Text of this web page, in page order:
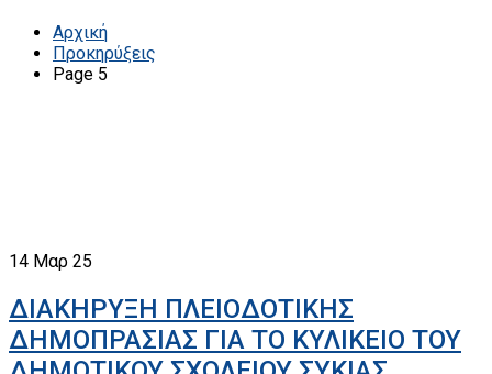
Αρχική
Προκηρύξεις
Page 5
14 Μαρ 25
ΔΙΑΚΗΡΥΞΗ ΠΛΕΙΟΔΟΤΙΚΗΣ
ΔΗΜΟΠΡΑΣΙΑΣ ΓΙΑ ΤΟ ΚΥΛΙΚΕΙΟ ΤΟΥ